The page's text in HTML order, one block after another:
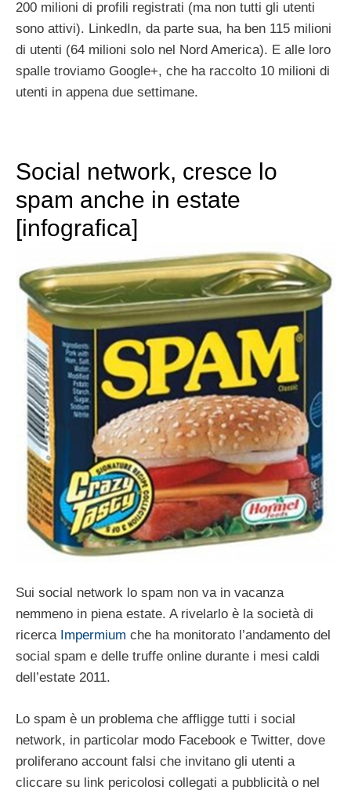
200 milioni di profili registrati (ma non tutti gli utenti
sono attivi). LinkedIn, da parte sua, ha ben 115 milioni
di utenti (64 milioni solo nel Nord America). E alle loro
spalle troviamo Google+, che ha raccolto 10 milioni di
utenti in appena due settimane.
Social network, cresce lo
spam anche in estate
[infografica]
Sui social network lo spam non va in vacanza
nemmeno in piena estate. A rivelarlo è la società di
ricerca Impermium che ha monitorato l’andamento del
social spam e delle truffe online durante i mesi caldi
dell’estate 2011.
Lo spam è un problema che affligge tutti i social
network, in particolar modo Facebook e Twitter, dove
proliferano account falsi che invitano gli utenti a
cliccare su link pericolosi collegati a pubblicità o nel